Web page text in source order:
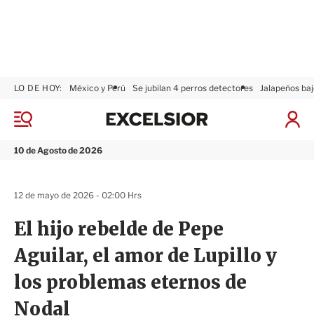
M
n
10 de Agosto de 2026
LO DE HOY: México y Perú Se jubilan 4 perros detectores Jalapeños
I
x
El hijo rebelde de Pepe
Aguilar, el amor de Lupillo y
los problemas eternos de
Nodal
12 de mayo de 2026 - 02:00 Hrs